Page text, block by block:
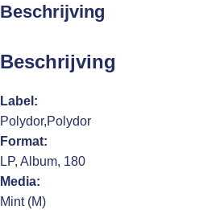
Beschrijving
Beschrijving
Label:
Polydor,Polydor
Format:
LP, Album, 180
Media:
Mint (M)